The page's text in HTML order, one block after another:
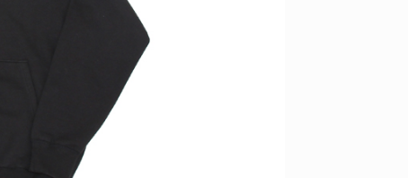
IZURU NAGAHARA / 永原依弦
2026.08.05